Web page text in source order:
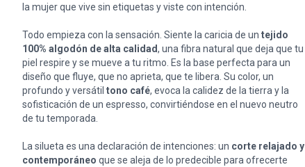
la mujer que vive sin etiquetas y viste con intención.
Todo empieza con la sensación. Siente la caricia de un tejido
100% algodón de alta calidad, una fibra natural que deja que tu
piel respire y se mueve a tu ritmo. Es la base perfecta para un
diseño que fluye, que no aprieta, que te libera. Su color, un
profundo y versátil tono café, evoca la calidez de la tierra y la
sofisticación de un espresso, convirtiéndose en el nuevo neutro
de tu temporada.
La silueta es una declaración de intenciones: un corte relajado y
contemporáneo que se aleja de lo predecible para ofrecerte